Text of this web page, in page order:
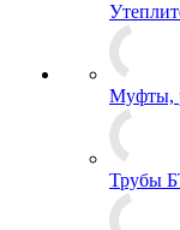
Муфты,
Трубы